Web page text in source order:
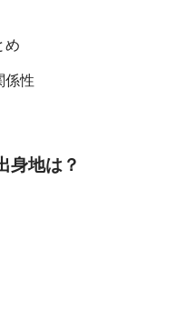
め
係性
身地は？